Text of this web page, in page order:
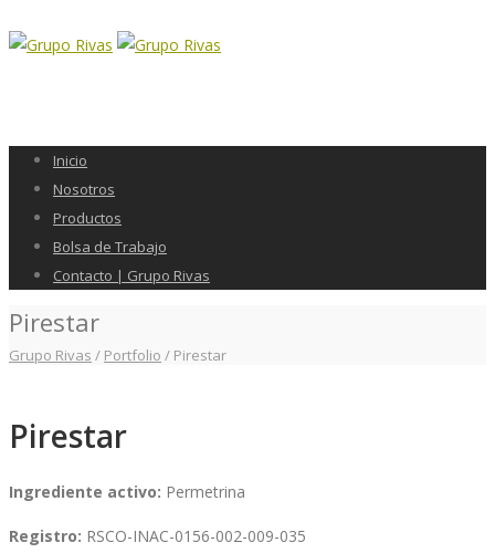
Inicio
Nosotros
Productos
Bolsa de Trabajo
Contacto | Grupo Rivas
Pirestar
Grupo Rivas / Portfolio / Pirestar
Pirestar
Ingrediente activo: Permetrina
Registro: RSCO-INAC-0156-002-009-035